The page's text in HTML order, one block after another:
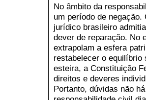
No âmbito da
um período de negação.
jurídico brasileiro
dever de reparação. No
extrapolam a esfera
restabelecer o equilíbrio
esteira, a Constituição
direitos e deveres
Portanto, dúvidas não